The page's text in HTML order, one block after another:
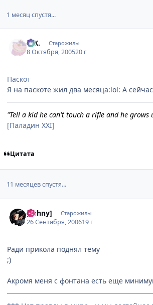
1 месяц спустя...
G.K. Старожилы
8 Октября, 200520 г
Паскот
Я на паскоте жил два месяца:lol: А
"Tell a kid he can't touch a rifle and he
[Паладин XXI]
Цитата
11 месяцев спустя...
[Johny] Старожилы
26 Сентября, 200619 г
Ради прикола поднял тему
;)
Акромя меня с фонтана есть еще